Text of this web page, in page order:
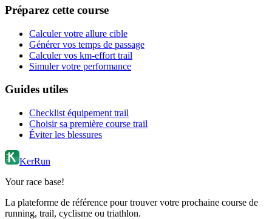
Préparez cette course
Calculer votre allure cible
Générer vos temps de passage
Calculer vos km-effort trail
Simuler votre performance
Guides utiles
Checklist équipement trail
Choisir sa première course trail
Éviter les blessures
KerRun
Your race base!
La plateforme de référence pour trouver votre prochaine course de
running, trail, cyclisme ou triathlon.